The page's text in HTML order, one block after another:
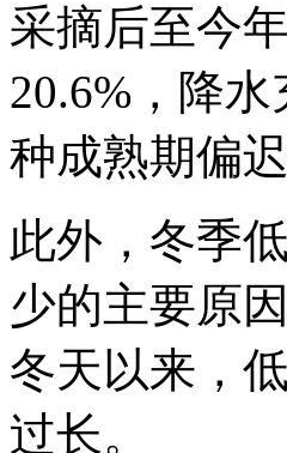
采摘后至今
20.6%，降
种成熟期偏迟
此外，冬季
少的主要原
冬天以来，
过长。